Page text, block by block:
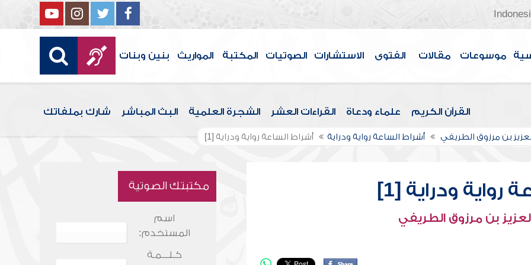
موسوعات مقالات الفتوى الاستشارات الصوتيات المكتبة المواريث بنين وبنات
القرآن الكريم علماء ودعاة القراءات العشر الشجرة العلمية البث المباشر شارك بملفاتك
بن مرزوق الطريفي أشراط الساعة رواية ودراية أشراط الساعة رواية ودراية [1]
رواية ودراية [1]
بن مرزوق الطريفي
مكتبتك الصوتية
اسم
المستخدم:
كـلـــمـة